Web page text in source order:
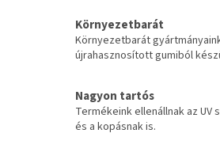
Környezetbarát
Környezetbarát
újrahasznosított gumiból
Nagyon tartós
Termékeink ellenállnak az UV
és a kopásnak is.